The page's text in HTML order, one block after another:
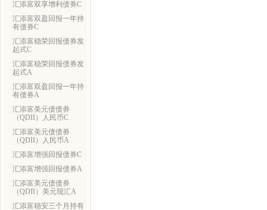
汇添富双享增利债券C
汇添富双盈回报一年持
有债券C
汇添富稳荣回报债券发
起式C
汇添富稳荣回报债券发
起式A
汇添富双盈回报一年持
有债券A
汇添富美元债债券
（QDII）人民币C
汇添富美元债债券
（QDII）人民币A
汇添富增强回报债券C
汇添富增强回报债券A
汇添富美元债债券
（QDII）美元现汇A
汇添富稳安三个月持有